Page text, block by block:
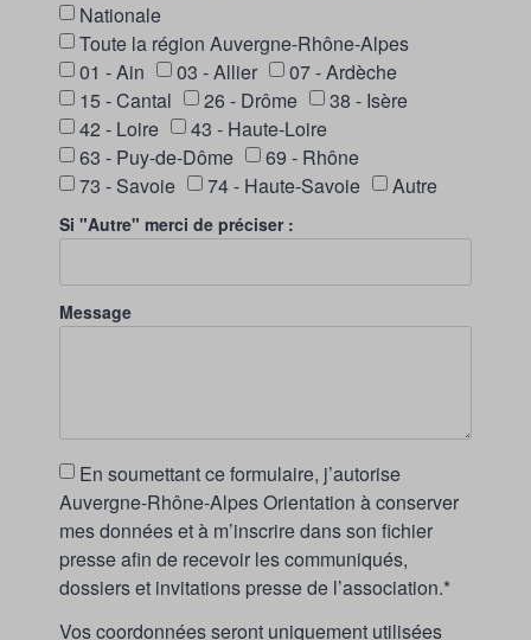
Nationale
Toute la région Auvergne-Rhône-Alpes
01 - Ain
03 - Allier
07 - Ardèche
15 - Cantal
26 - Drôme
38 - Isère
42 - Loire
43 - Haute-Loire
63 - Puy-de-Dôme
69 - Rhône
73 - Savoie
74 - Haute-Savoie Autre
Si "Autre" merci de préciser :
Message
En soumettant ce formulaire, j’autorise
Auvergne-Rhône-Alpes Orientation à conserver
mes données et à m’inscrire dans son fichier
presse afin de recevoir les communiqués,
dossiers et invitations presse de l’association.*
Vos coordonnées seront uniquement utilisées